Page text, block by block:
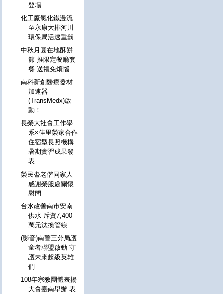
登場
化工廠氯化鐵漫流
至永康大排河川
環保局活逮重罰
中秋月圓在地酥餅
節 推限定餐廳套
餐 送禮免煩惱
南科新創醫療器材
加速器
(TransMedx)啟
動！
長榮大社會工作學
系×佳里榮家合作
住宿型長照機構
暑期實習成果發
表
榮民耆老偕同家人
感謝榮服處關懷
慰問
台水改善南市安南
供水 斥資7,400
萬元汰換管線
(影音)南警三分局護
童者聯盟啟動 守
護未來超級英雄
們
108年宗教團體表揚
大會臺南舉辦 表